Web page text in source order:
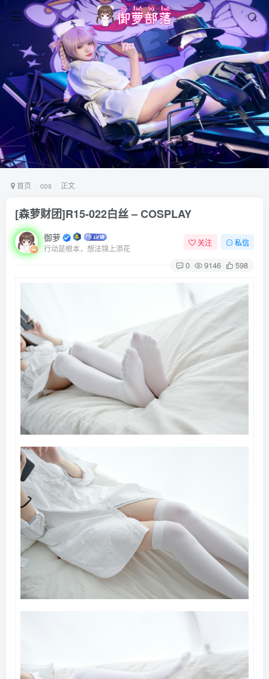
首页 cos 正文
[森萝财团]R15-022白丝 – COSPLAY
御萝
行动是根本，想法锦上添花
关注 私信
0 9146 598